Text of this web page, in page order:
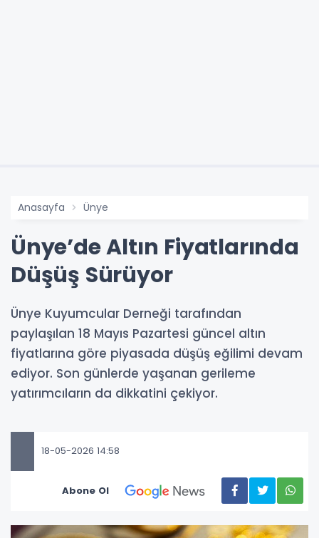
Anasayfa Ünye
Ünye’de Altın Fiyatlarında
Düşüş Sürüyor
Ünye Kuyumcular Derneği tarafından
paylaşılan 18 Mayıs Pazartesi güncel altın
fiyatlarına göre piyasada düşüş eğilimi devam
ediyor. Son günlerde yaşanan gerileme
yatırımcıların da dikkatini çekiyor.
18-05-2026 14:58
Abone Ol